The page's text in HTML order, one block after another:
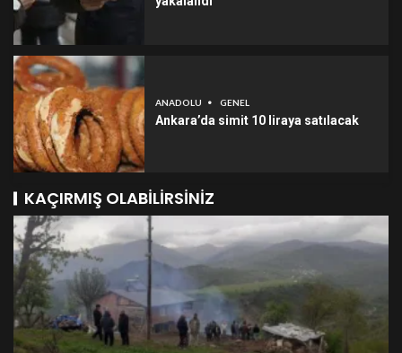
ANADOLU GENEL
Ankara’da simit 10 liraya satılacak
KAÇIRMIŞ OLABILIRSINIZ